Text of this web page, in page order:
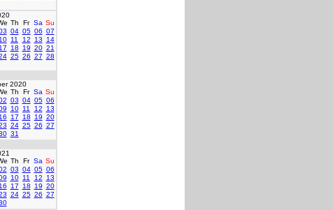
Th Fr Sa Su
04 05 06 07
10 11 12 13
14
17 18 19 20 21
25 26 27 28
2020
Th Fr Sa Su
03 04 05 06
10 11 12
13
16 17 18 19 20
24 25 26 27
31
Th Fr Sa Su
03 04 05 06
10 11 12
13
16 17 18 19 20
24 25 26 27